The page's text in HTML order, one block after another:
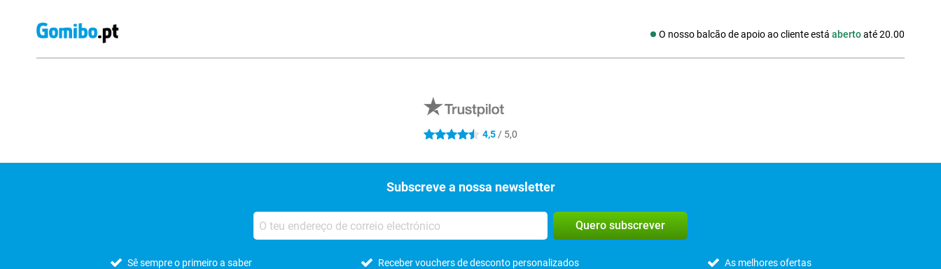
O nosso balcão de apoio ao cliente está abertoaté 20.00
Redes sociais
4.5 estrelas 4,5 / 5,0
Subscreve a nossa newsletter
Quero subscrever
Sê sempre o primeiro a saber Receber vouchers de desconto personalizados As melhores ofertas